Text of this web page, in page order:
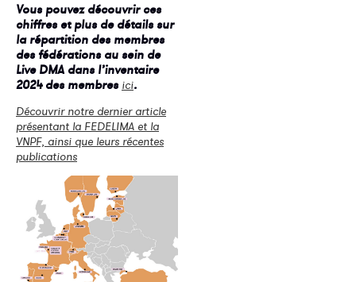
Vous pouvez découvrir ces
chiffres et plus de détails sur
la répartition des membres
des fédérations au sein de
Live DMA dans l’inventaire
2024 des membres ici.
Découvrir notre dernier article
présentant la FEDELIMA et la
VNPF, ainsi que leurs récentes
publications